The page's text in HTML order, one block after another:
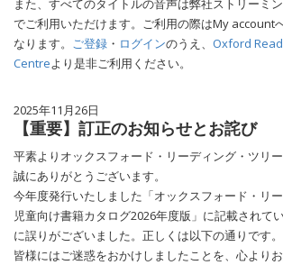
また、すべてのタイトルの音声は弊社ストリーミ
でご利用いただけます。ご利用の際はMy account
なります。 ご登録 ・ ログインのうえ、 Oxford
Centreより是非ご利用ください。
2025年11月26日
【重要】訂正のお知らせとお詫び
平素よりオックスフォード・リーディング・ツリー
誠にありがとうございます。
今年度発行いたしました「オックスフォード・リ
児童向け書籍カタログ2026年度版」に記載されて
に誤りがございました。正しくは以下の通りです。
皆様にはご迷惑をおかけしましたことを、心よりお